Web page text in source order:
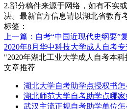
2.部分稿件来源于网络，如有不实
决。最新官方信息请以湖北省教育
标签：
上一篇：自考“中国近现代史纲要”
2020年8月华中科技大学成人自考
"2020年湖北工业大学成人自考本
文章推荐
湖北大学自考助学点授权书怎
湖北师范大学自考助学点哪家
武汉主流正规自考助学单位